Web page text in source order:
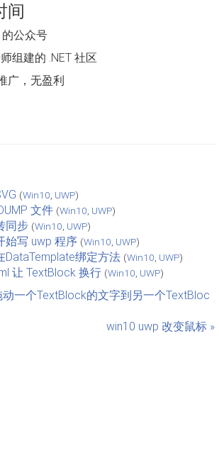
间
的公众号
组建的 .NET 社区
广，无盈利
(Win10 UWP)
文件 (Win10 UWP)
同步 (Win10 UWP)
始写 uwp 程序 (Win10 UWP)
DataTemplate绑定方法 (Win10 UWP)
让 TextBlock 换行 (Win10 UWP)
动一个TextBlock的文字到另一个TextBloc
win10 uwp 改变鼠标 »